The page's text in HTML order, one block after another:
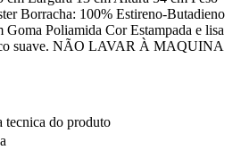
Borracha: 100% Estireno-Butadieno
Poliamida Cor Estampada e lisa
suave. NÃO LAVAR À MAQUINA
tecnica do produto